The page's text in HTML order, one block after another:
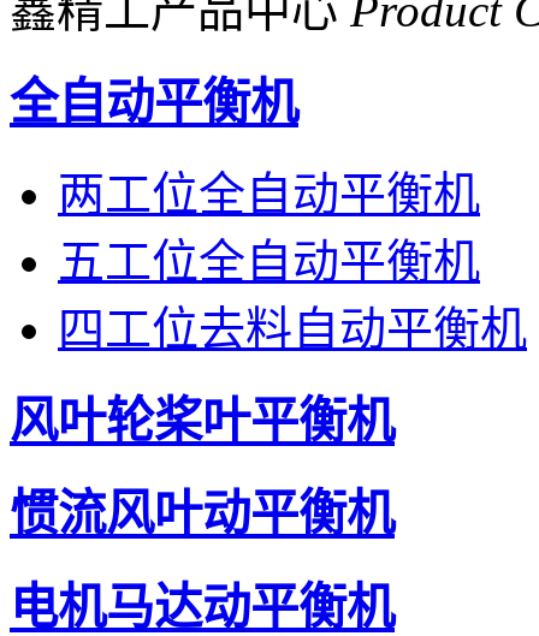
鑫精工产品中心 Product
全自动平衡机
两工位全自动平衡机
五工位全自动平衡机
四工位去料自动平衡机
风叶轮桨叶平衡机
惯流风叶动平衡机
电机马达动平衡机